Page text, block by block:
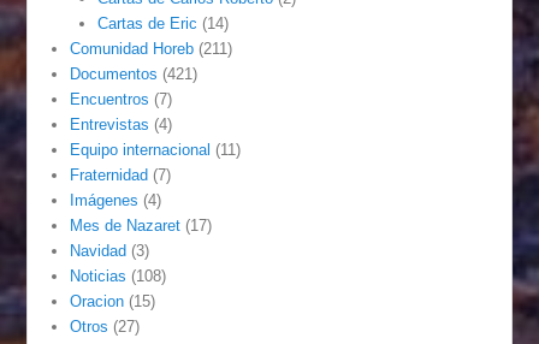
Cartas de Eric (14)
Comunidad Horeb (211)
Documentos (421)
Encuentros (7)
Entrevistas (4)
Equipo internacional (11)
Fraternidad (7)
Imágenes (4)
Mes de Nazaret (17)
Navidad (3)
Noticias (108)
Oracion (15)
Otros (27)